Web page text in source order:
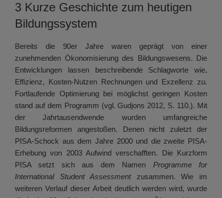
3 Kurze Geschichte zum heutigen
Bildungssystem
Bereits die 90er Jahre waren geprägt von einer
zunehmenden Ökonomisierung des Bildungswesens. Die
Entwicklungen lassen beschreibende Schlagworte wie,
Effizienz, Kosten-Nutzen Rechnungen und Exzellenz zu.
Fortlaufende Optimierung bei möglichst geringen Kosten
stand auf dem Programm (vgl. Gudjons 2012, S. 110.). Mit
der Jahrtausendwende wurden umfangreiche
Bildungsreformen angestoßen. Denen nicht zuletzt der
PISA-Schock aus dem Jahre 2000 und die zweite PISA-
Erhebung von 2003 Aufwind verschafften. Die Kurzform
PISA setzt sich aus dem Namen Programme for
International Student Assessment zusammen. Wie im
weiteren Verlauf dieser Arbeit deutlich werden wird, wurde